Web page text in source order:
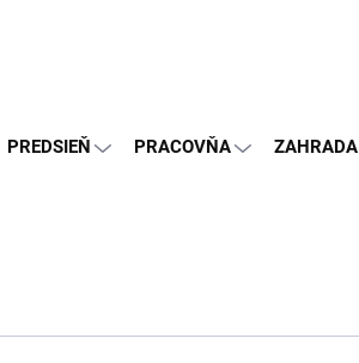
PREDSIEŇ PRACOVŇA ZAHRADA